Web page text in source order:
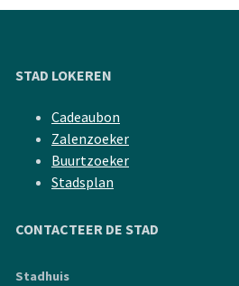
STAD LOKEREN
Cadeaubon
Zalenzoeker
Buurtzoeker
Stadsplan
CONTACTEER DE STAD
Stadhuis